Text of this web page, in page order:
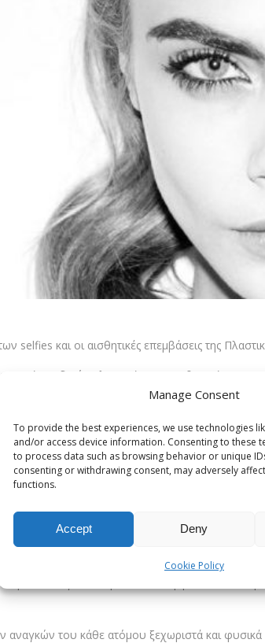
Manage Consent
To provide the best experiences, we use technologies
and/or access device information. Consenting to these
to process data such as browsing behavior or unique
consenting or withdrawing consent, may adversely
functions.
Accept Deny
Cookie Policy
selfies και οι αισθητικές επεμβάσεις της
Ακαδημία Πλαστικής Επανορθωτικής
που πραγματοποιούσαν μετά από
κτλ.)
των ρινοπλαστικών 10% το 2013 σε σχέση με
που χρησιμοποιούν τις selfies τους,
πιο εμφανίσιμοι στις φωτογραφίες αυτές!
αντικατοπτρίζει την πραγματική εικόνα
την εικόνα γενικότερα και έλλειψη
αναγκών του κάθε ατόμου ξεχωριστά και